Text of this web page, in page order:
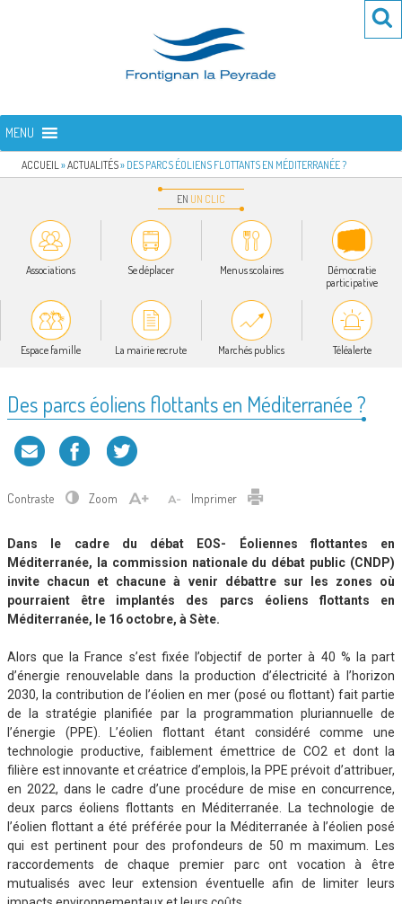
FRONTIGNAN LA PEYRADE
MENU
ACCUEIL »ACTUALITÉS» DES PARCS ÉOLIENS FLOTTANTS EN MÉDITERRANÉE ?
EN UN CLIC
Associations Se déplacer Menus scolaires
Démocratie
participative
Espace famille La mairie recrute Marchés publics Téléalerte
Des parcs éoliens flottants en Méditerranée ?
Contraste Zoom Imprimer
Dans le cadre du débat EOS- Éoliennes flottantes en
Méditerranée, la commission nationale du débat public (CNDP)
invite chacun et chacuneà venir débattre sur les zones où
pourraient être implantés des parcs éoliens flottants en
Méditerranée, le 16 octobre, à Sète.
Alors que la France s’est fixée l’objectif de porter à 40 % la part
d’énergie renouvelable dans la production d’électricité à l’horizon
2030, la contribution de l’éolien en mer (posé ou flottant) fait partie
de la stratégie planifiée par la programmation pluriannuelle de
l’énergie (PPE). L’éolien flottant étant considéré comme une
technologie productive, faiblement émettrice de CO2 et dont la
filière est innovante et créatrice d’emplois, la PPE prévoit d’attribuer,
en 2022, dans le cadre d’une procédure de mise en concurrence,
deux parcs éoliens flottants en Méditerranée. La technologie de
l’éolien flottant a été préférée pour la Méditerranée à l’éolien posé
qui est pertinent pour des profondeurs de 50 m maximum. Les
raccordements de chaque premier parc ont vocation à être
mutualisés avec leur extension éventuelle afin de limiter leurs